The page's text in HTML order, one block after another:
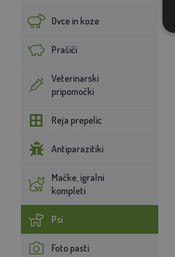
Ovce in koze
Prašiči
Veterinarski
pripomočki
Reja prepelic
Antiparazitiki
Mačke, igralni
kompleti
Psi
Foto pasti